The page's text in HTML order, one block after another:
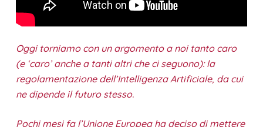
Oggi torniamo con un argomento a noi tanto caro
(e ‘caro’ anche a tanti altri che ci seguono): la
regolamentazione dell’Intelligenza Artificiale, da cui
ne dipende il futuro stesso.
Pochi mesi fa l’Unione Europea ha deciso di mettere